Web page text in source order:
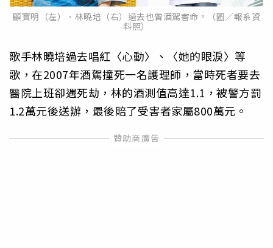
顧寶明（左）、林曉培（右）過去也曾酒駕害命。（圖／報系資
料照）
歌手林曉培過去唱紅〈心動〉、〈她的眼淚〉等
歌，在2007年酒駕撞死一名護理師，當時死者要去
醫院上班卻遇死劫，林的酒測值高達1.1，被警方罰
1.2萬元後送辦，最後賠了受害者家屬800萬元。